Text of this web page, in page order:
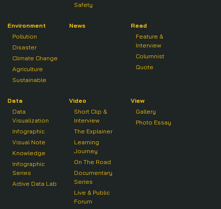
Safety
Environment
Pollution
Disaster
Climate Change
Agriculture
Sustainable
News
Read
Feature &
Interview
Columnist
Quote
Data
Data
Visualization
Infographic
Visual Note
Knowledge
Infographic
Series
Active Data Lab
Video
Short Clip &
Interview
The Explainer
Learning
Journey
On The Road
Documentary
Series
Live & Public
Forum
View
Gallery
Photo Essay